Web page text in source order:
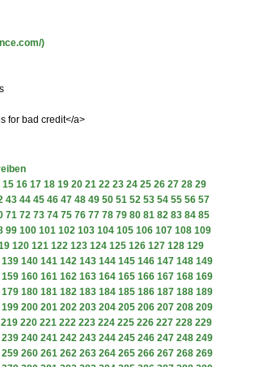
)
for bad credit</a>
15 16 17 18 19 20 21 22 23 24 25 26 27 28 29
43 44 45 46 47 48 49 50 51 52 53 54 55 56 57
71 72 73 74 75 76 77 78 79 80 81 82 83 84 85
99 100 101 102 103 104 105 106 107 108 109
120 121 122 123 124 125 126 127 128 129
139 140 141 142 143 144 145 146 147 148 149
159 160 161 162 163 164 165 166 167 168 169
179 180 181 182 183 184 185 186 187 188 189
199 200 201 202 203 204 205 206 207 208 209
219 220 221 222 223 224 225 226 227 228 229
239 240 241 242 243 244 245 246 247 248 249
259 260 261 262 263 264 265 266 267 268 269